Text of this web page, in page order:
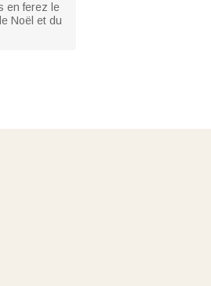
en ferez le
Noël et du